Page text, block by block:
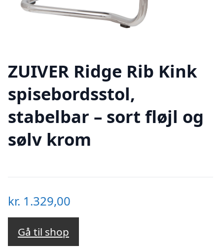
ZUIVER Ridge Rib Kink
spisebordsstol,
stabelbar – sort fløjl og
sølv krom
kr. 1.329,00
Gå til shop